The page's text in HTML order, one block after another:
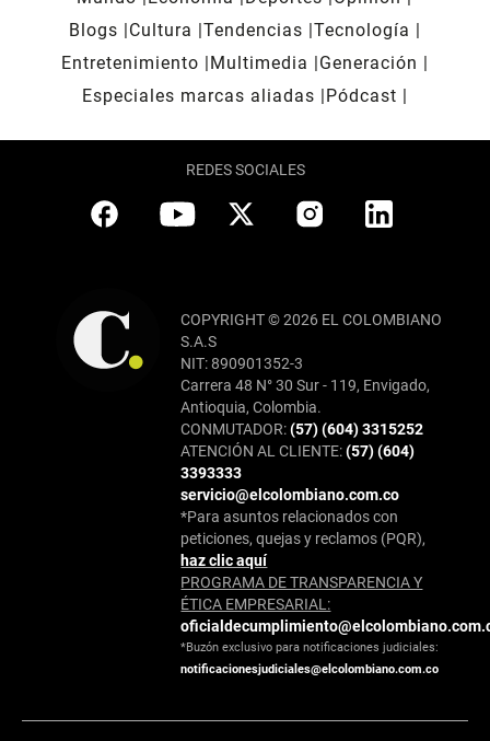
Blogs
Cultura Tendencias Tecnología
Entretenimiento
Multimedia
Generación
Especiales marcas aliadas
Pódcast
REDES SOCIALES
COPYRIGHT © 2026 EL COLOMBIANO
S.A.S
NIT: 890901352-3
Carrera 48 N° 30 Sur - 119, Envigado,
Antioquia, Colombia.
CONMUTADOR:(57) (604) 3315252
ATENCIÓN AL CLIENTE:(57) (604)
3393333
servicio@elcolombiano.com.co
*Para asuntos relacionados con
peticiones, quejas y reclamos (PQR),
haz clic aquí
PROGRAMA DE TRANSPARENCIA Y
ÉTICA EMPRESARIAL:
*Buzón exclusivo para notificaciones judiciales:
notificacionesjudiciales@elcolombiano.com.co